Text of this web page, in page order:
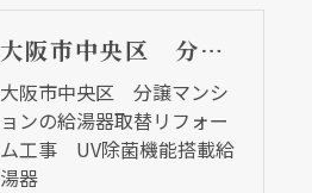
大阪市中央区 分譲マンションの給湯器取替リフォーム工事 UV除菌機能搭載給湯器
大阪市中央区 分譲マンシ
ョンの給湯器取替リフォー
ム工事 UV除菌機能搭載給
湯器